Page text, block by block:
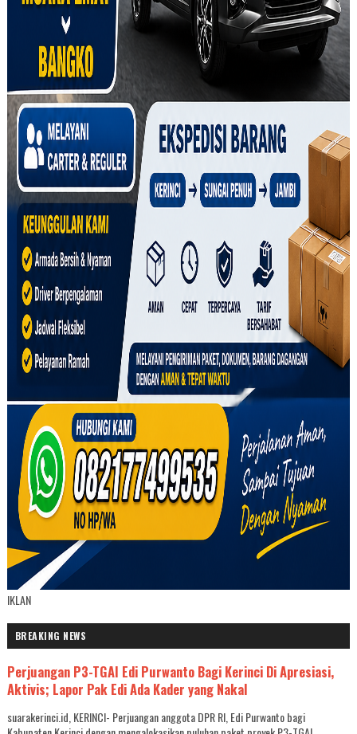
IKLAN
BREAKING NEWS
Perjuangan P3-TGAI Edi Purwanto Bagi Kerinci Di Apresiasi,
Aktivis; Lapor Pak Edi Ada Kader yang Nakal
suarakerinci.id, KERINCI- Perjuangan anggota DPR RI, Edi Purwanto bagi